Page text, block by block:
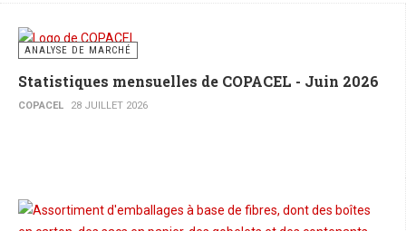
ANALYSE DE MARCHÉ
Statistiques mensuelles de COPACEL - Juin 2026
COPACEL 28 JUILLET 2026